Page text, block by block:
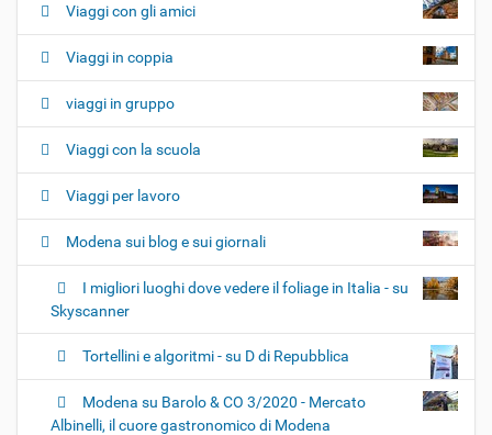
a
z
o
n
e
Viaggi con gli amici
Viaggi in coppia
viaggi in gruppo
Viaggi con la scuola
Viaggi per lavoro
Modena sui blog e sui giornali
I migliori luoghi dove vedere il foliage in Italia - su
Skyscanner
Tortellini e algoritmi - su D di Repubblica
Modena su Barolo & CO 3/2020 - Mercato
Albinelli, il cuore gastronomico di Modena